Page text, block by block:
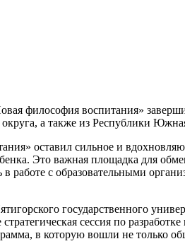
философия воспитания»
округа, а также из Республики
оставил сильное и
Это важная площадка для
в работе с образовательными
государственного
сессия по
в которую вошли не только